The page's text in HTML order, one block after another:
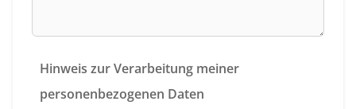
Hinweis zur Verarbeitung meiner
personenbezogenen Daten